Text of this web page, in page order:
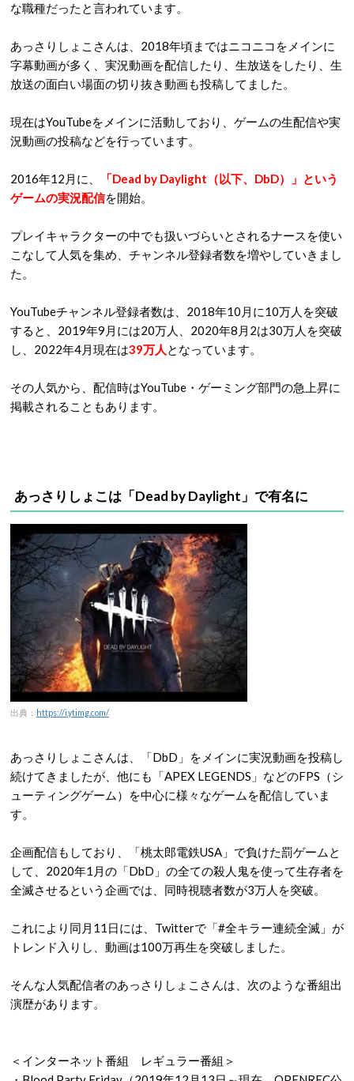
な職種だったと言われています。
あっさりしょこさんは、2018年頃まではニコニコをメインに
字幕動画が多く、実況動画を配信したり、生放送をしたり、生
放送の面白い場面の切り抜き動画も投稿してました。
現在はYouTubeをメインに活動しており、ゲームの生配信や実
況動画の投稿などを行っています。
2016年12月に、
「Dead by Daylight（以下、DbD）」という
ゲームの実況配信を開始。
プレイキャラクターの中でも扱いづらいとされるナースを使い
こなして人気を集め、チャンネル登録者数を増やしていきまし
た。
YouTubeチャンネル登録者数は、2018年10月に10万人を突破
すると、2019年9月には20万人、2020年8月2は30万人を突破
し、2022年4月現在は39万人 となっています。
その人気から、配信時はYouTube・ゲーミング部門の急上昇に
掲載されることもあります。
あっさりしょこは「Dead by Daylight」で有名に
出典： https://i.ytimg.com/
あっさりしょこさんは、「DbD」をメインに実況動画を投稿し
続けてきましたが、他にも「APEX LEGENDS」などのFPS（シ
ューティングゲーム）を中心に様々なゲームを配信していま
す。
企画配信もしており、「桃太郎電鉄USA」で負けた罰ゲームと
して、2020年1月の「DbD」の全ての殺人鬼を使って生存者を
全滅させるという企画では、同時視聴者数が3万人を突破。
これにより同月11日には、Twitterで「#全キラー連続全滅」が
トレンド入りし、動画は100万再生を突破しました。
そんな人気配信者のあっさりしょこさんは、次のような番組出
演歴があります。
＜インターネット番組 レギュラー番組＞